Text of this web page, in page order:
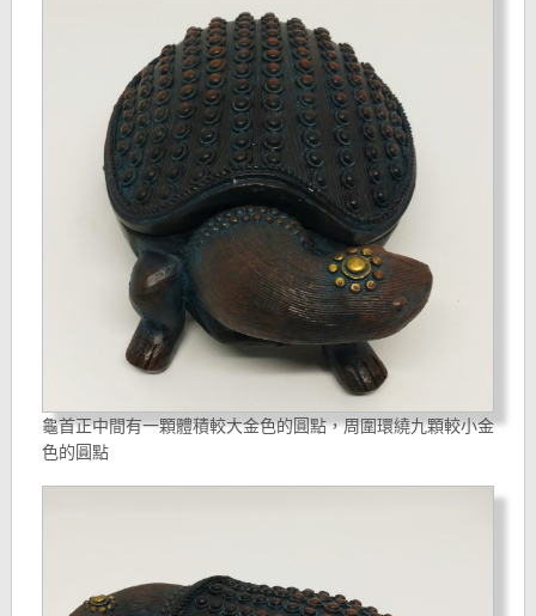
龜首正中間有一顆體積較大金色的圓點，周圍環繞九顆較小金
色的圓點